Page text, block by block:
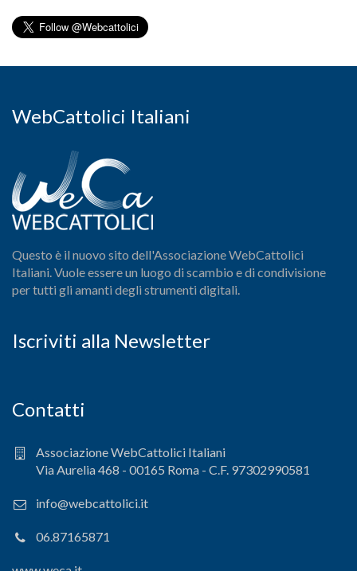
WebCattolici Italiani
Questo è il nuovo sito dell'Associazione WebCattolici
Italiani. Vuole essere un luogo di scambio e di condivisione
per tutti gli amanti degli strumenti digitali.
Iscriviti alla Newsletter
Contatti
Associazione WebCattolici Italiani
Via Aurelia 468 - 00165 Roma - C.F. 97302990581
info@webcattolici.it
06.87165871